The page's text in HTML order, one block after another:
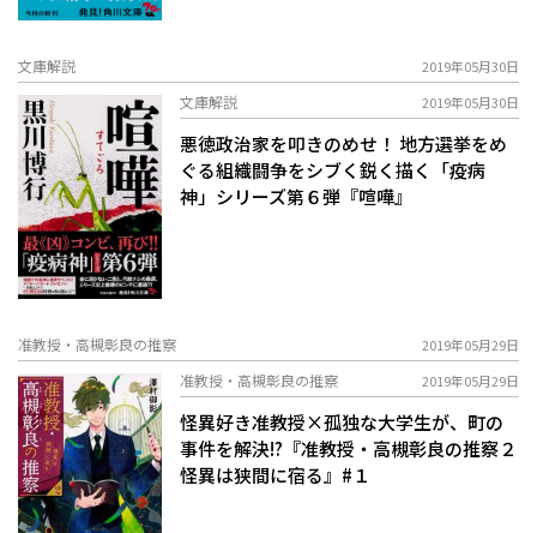
文庫解説 2019年05月30日
文庫解説 2019年05月30日
悪徳政治家を叩きのめせ！ 地方選挙をめ
ぐる組織闘争をシブく鋭く描く「疫病
神」シリーズ第６弾『喧嘩』
准教授・高槻彰良の推察 2019年05月29日
准教授・高槻彰良の推察 2019年05月29日
怪異好き准教授×孤独な大学生が、町の
事件を解決!?『准教授・高槻彰良の推察２
怪異は狭間に宿る』#１